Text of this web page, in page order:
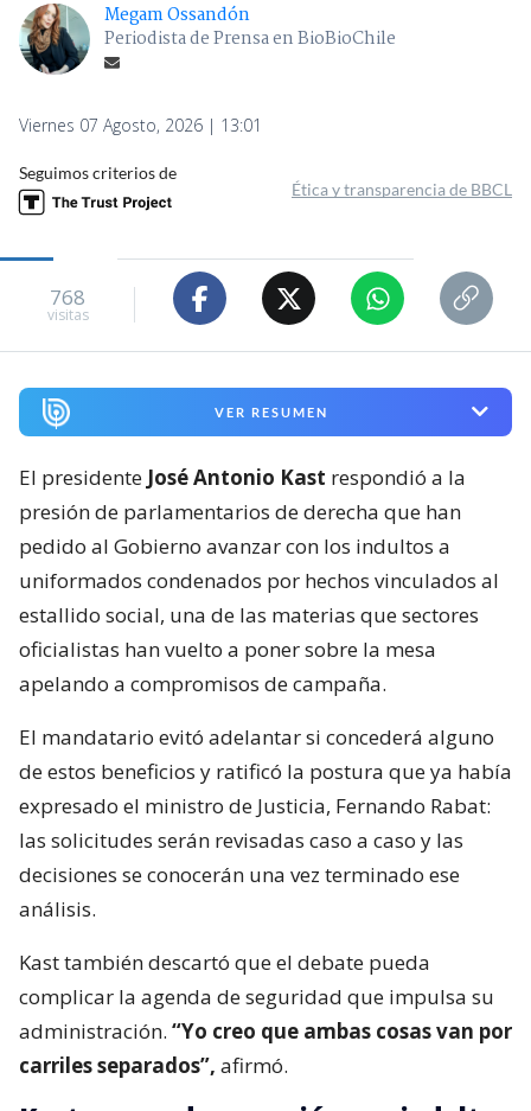
Megam Ossandón
Periodista de Prensa en BioBioChile
Viernes 07 Agosto, 2026 | 13:01
Seguimos criterios de
Ética y transparencia de BBCL
768
visitas
VER RESUMEN
El presidente José Antonio Kast respondió a la
presión de parlamentarios de derecha que han
pedido al Gobierno avanzar con los indultos a
uniformados condenados por hechos vinculados al
estallido social, una de las materias que sectores
oficialistas han vuelto a poner sobre la mesa
apelando a compromisos de campaña.
El mandatario evitó adelantar si concederá alguno
de estos beneficios y ratificó la postura que ya había
expresado el ministro de Justicia, Fernando Rabat:
las solicitudes serán revisadas caso a caso y las
decisiones se conocerán una vez terminado ese
análisis.
Kast también descartó que el debate pueda
complicar la agenda de seguridad que impulsa su
administración. “Yo creo que ambas cosas van por
carriles separados”, afirmó.